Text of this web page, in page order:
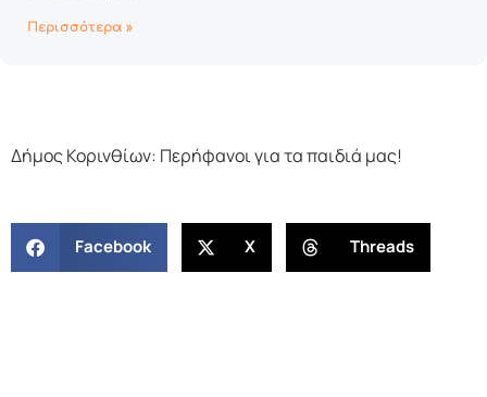
Περισσότερα »
Δήμος Κορινθίων: Περήφανοι για τα παιδιά μας!
Facebook X Threads